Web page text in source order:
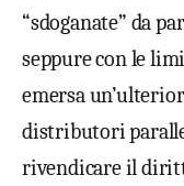
“sdoganate” da
seppure con le
emersa
distributori
rivendicare il